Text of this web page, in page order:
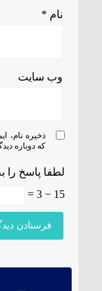
نام *
وب‌ سایت
ذخیره نام،
که دوباره
لطفا پاسخ را
15 − 3 =